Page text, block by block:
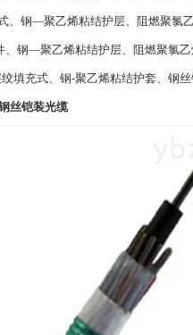
、钢—聚乙烯粘结护层、阻燃聚氯
、钢—聚乙烯粘结护层、阻燃聚氯
填充式、钢-聚乙烯粘结护套、钢
丝铠装光缆